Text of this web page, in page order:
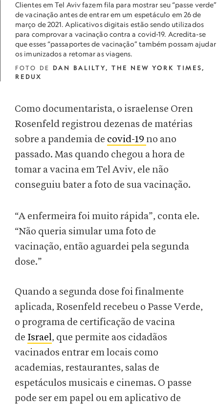
Clientes em Tel Aviv fazem fila para mostrar seu “passe verde”
de vacinação antes de entrar em um espetáculo em 26 de
março de 2021. Aplicativos digitais estão sendo utilizados
para comprovar a vacinação contra a covid-19. Acredita-se
que esses “passaportes de vacinação” também possam ajudar
os imunizados a retomar as viagens.
FOTO DE DAN BALILTY, T​HE NEW YORK TIMES,
REDUX
Como documentarista, o israelense Oren
Rosenfeld registrou dezenas de matérias
sobre a pandemia de covid-19 no ano
passado. Mas quando chegou a hora de
tomar a vacina em Tel Aviv, ele não
conseguiu bater a foto de sua vacinação.
“A enfermeira foi muito rápida”, conta ele.
“Não queria simular uma foto de
vacinação, então aguardei pela segunda
dose.”
Quando a segunda dose foi finalmente
aplicada, Rosenfeld recebeu o Passe Verde,
o programa de certificação de vacina
de Israel, que permite aos cidadãos
vacinados entrar em locais como
academias, restaurantes, salas de
espetáculos musicais e cinemas. O passe
pode ser em papel ou em aplicativo de